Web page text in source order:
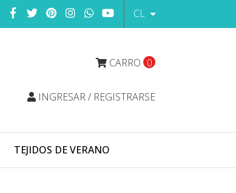
CL
CARRO 0
INGRESAR / REGISTRARSE
TEJIDOS DE VERANO